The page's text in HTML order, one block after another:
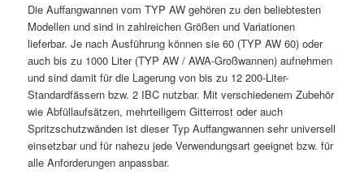
Die Auffangwannen vom TYP AW gehören zu den beliebtesten
Modellen und sind in zahlreichen Größen und Variationen
lieferbar. Je nach Ausführung können sie 60 (TYP AW 60) oder
auch bis zu 1000 Liter (TYP AW / AWA-Großwannen) aufnehmen
und sind damit für die Lagerung von bis zu 12 200-Liter-
Standardfässern bzw. 2 IBC nutzbar. Mit verschiedenem Zubehör
wie Abfüllaufsätzen, mehrteiligem Gitterrost oder auch
Spritzschutzwänden ist dieser Typ Auffangwannen sehr universell
einsetzbar und für nahezu jede Verwendungsart geeignet bzw. für
alle Anforderungen anpassbar.